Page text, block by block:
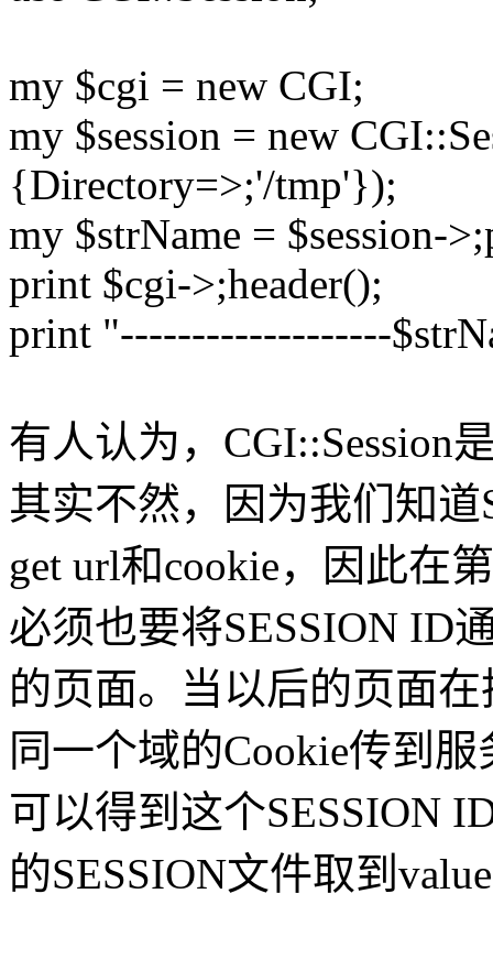
my $cgi = new CGI;
my $session = new
{Directory=>;'/tmp'});
my $strName = $session-
print $cgi->;header();
print "-------------------
有人认为，CGI::Session
其实不然，因为我们知
get url和cookie，因此在
必须也要将SESSION ID
的页面。当以后的页面
同一个域的Cookie传到
可以得到这个SESSION
的SESSION文件取到